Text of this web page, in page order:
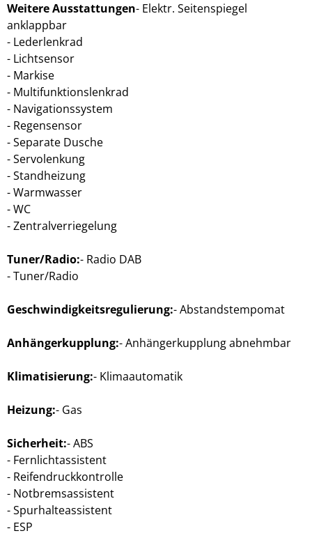
Weitere Ausstattungen Elektr. Seitenspiegel
anklappbar
Lederlenkrad
Lichtsensor
Markise
Multifunktionslenkrad
Navigationssystem
Regensensor
Separate Dusche
Servolenkung
Standheizung
Warmwasser
WC
Zentralverriegelung
Tuner/Radio: Radio DAB
Tuner/Radio
Geschwindigkeitsregulierung: Abstandstempomat
Anhängerkupplung: Anhängerkupplung abnehmbar
Klimatisierung: Klimaautomatik
Heizung: Gas
Sicherheit: ABS
Fernlichtassistent
Reifendruckkontrolle
Notbremsassistent
Spurhalteassistent
ESP